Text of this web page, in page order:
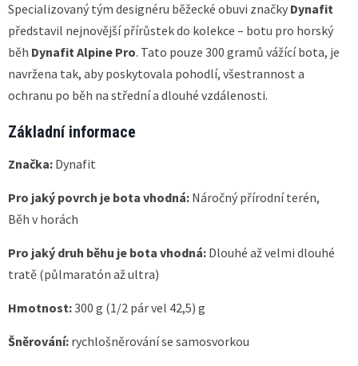
Specializovaný tým designéru běžecké obuvi značky Dynafit
představil nejnovější přírůstek do kolekce – botu pro horský
běh Dynafit Alpine Pro. Tato pouze 300 gramů vážící bota, je
navržena tak, aby poskytovala pohodlí, všestrannost a
ochranu po běh na střední a dlouhé vzdálenosti.
Základní informace
Značka: Dynafit
Pro jaký povrch je bota vhodná: Náročný přírodní terén,
Běh v horách
Pro jaký druh běhu je bota vhodná: Dlouhé až velmi dlouhé
tratě (půlmaratón až ultra)
Hmotnost:300 g (1/2 pár vel 42,5) g
Šněrování: rychlošněrování se samosvorkou